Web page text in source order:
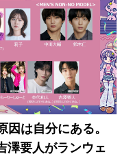
因は自分にある。
澤要人がランウェ